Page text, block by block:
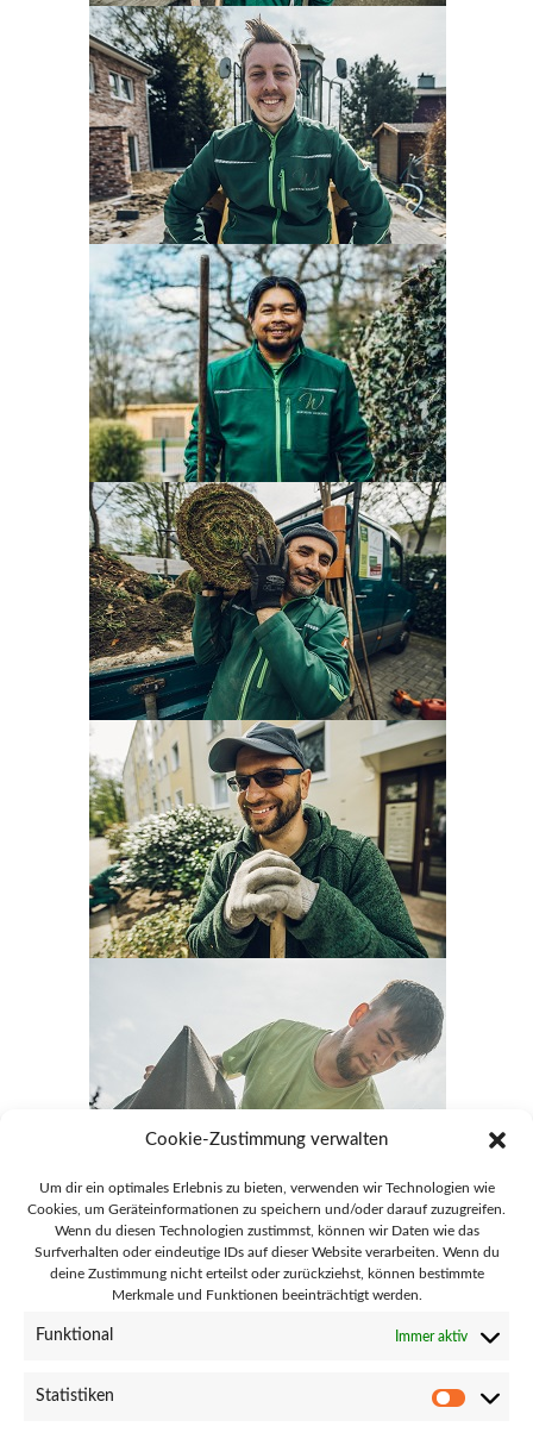
Cookie-Zustimmung verwalten
Um dir ein optimales Erlebnis zu bieten, verwenden wir Technologien wie
Cookies, um Geräteinformationen zu speichern und/oder darauf zuzugreifen.
Wenn du diesen Technologien zustimmst, können wir Daten wie das
Surfverhalten oder eindeutige IDs auf dieser Website verarbeiten. Wenn du
deine Zustimmung nicht erteilst oder zurückziehst, können bestimmte
Merkmale und Funktionen beeinträchtigt werden.
Funktional Immer aktiv
Statistiken
28865 Lilienthal Goebelstraße 51